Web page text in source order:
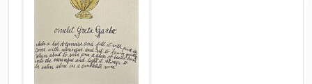
他社様の査定価格
会社名：